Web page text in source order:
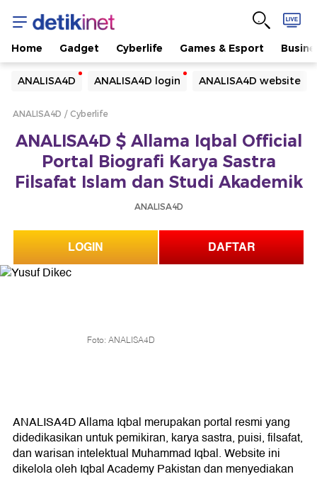
Home Gadget Cyberlife Games & Esport
ANALISA4D ANALISA4D login ANALISA4D website
Yang sedang ramai dicari
Loading...
Loading...
ANALISA4D Cyberlife
ANALISA4D $ Allama Iqbal Official
Portal Biografi Karya Sastra
Filsafat Islam dan Studi Akademik
ANALISA4D
LOGIN DAFTAR
Foto: ANALISA4D
ANALISA4D Allama Iqbal merupakan portal resmi yang
didedikasikan untuk pemikiran, karya sastra, puisi, filsafat,
dan warisan intelektual Muhammad Iqbal. Website ini
dikelola oleh Iqbal Academy Pakistan dan menyediakan